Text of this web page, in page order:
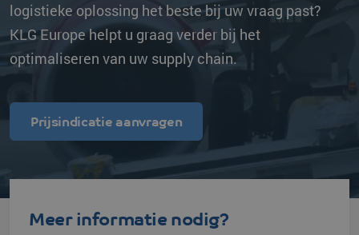
logistieke oplossing het beste bij uw vraag past?
KLG Europe helpt u graag verder bij het
optimaliseren van uw supply chain.
Prijsindicatie aanvragen
Meer informatie nodig?